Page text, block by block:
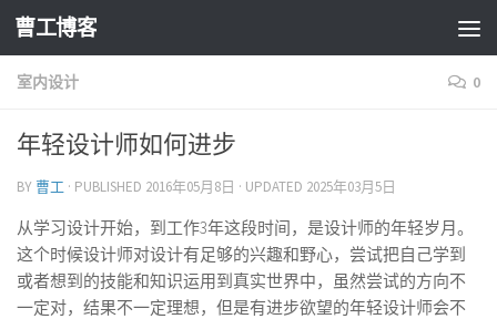
曹工博客
室内设计 0
年轻设计师如何进步
BY 曹工 · PUBLISHED 2016年05月8日 · UPDATED 2025年03月5日
从学习设计开始，到工作3年这段时间，是设计师的年轻岁月。
这个时候设计师对设计有足够的兴趣和野心，尝试把自己学到
或者想到的技能和知识运用到真实世界中，虽然尝试的方向不
一定对，结果不一定理想，但是有进步欲望的年轻设计师会不